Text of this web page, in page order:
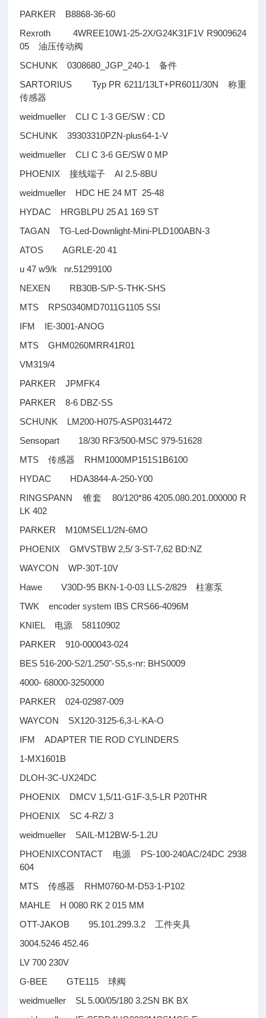
PARKER B8868-36-60
Rexroth 4WREE10W1-25-2X/G24K31F1V R9009624
05油压传动阀
SCHUNK 0308680_JGP_240-1备件
SARTORIUS Typ PR 6211/13LT+PR6011/30N称重
传感器
weidmueller CLI C 1-3 GE/SW : CD
SCHUNK 39303310PZN-plus64-1-V
weidmueller CLI C 3-6 GE/SW 0 MP
PHOENIX接线端子 AI 2.5-8BU
weidmueller HDC HE 24 MT 25-48
HYDAC HRGBLPU 25 A1 169 ST
TAGAN TG-Led-Downlight-Mini-PLD100ABN-3
ATOS AGRLE-20 41
u 47 w9/k nr.51299100
NEXEN RB30B-S/P-S-THK-SHS
MTS RPS0340MD7011G1105 SSI
IFM IE-3001-ANOG
MTS GHM0260MRR41R01
VM319/4
PARKER JPMFK4
PARKER 8-6 DBZ-SS
SCHUNK LM200-H075-ASP0314472
Sensopart 18/30 RF3/500-MSC 979-51628
MTS传感器
RHM1000MP151S1B6100
HYDAC HDA3844-A-250-Y00
RINGSPANN锥套 80/120*86 4205.080.201.000000 R
LK 402
PARKER M10MSEL1/2N-6MO
PHOENIX GMVSTBW 2,5/ 3-ST-7,62 BD:NZ
WAYCON WP-30T-10V
Hawe V30D-95 BKN-1-0-03 LLS-2/829柱塞泵
TWK encoder system IBS CRS66-4096M
KNIEL 电源
58110902
PARKER 910-000043-024
BES 516-200-S2/1.250"-S5,s-nr: BHS0009
4000- 68000-3250000
PARKER 024-02987-009
WAYCON SX120-3125-6,3-L-KA-O
IFM ADAPTER TIE ROD CYLINDERS
1-MX1601B
DLOH-3C-UX24DC
PHOENIX DMCV 1,5/11-G1F-3,5-LR P20THR
PHOENIX SC 4-RZ/ 3
weidmueller SAIL-M12BW-5-1.2U
PHOENIXCONTACT 电源
PS-100-240AC/24DC 2938
604
MTS传感器
RHM0760-M-D53-1-P102
MAHLE H 0080 RK 2 015 MM
OTT-JAKOB 95.101.299.3.2 工件夹具
3004.5246 452.46
LV 700 230V
G-BEE GTE115球阀
weidmueller SL 5.00/05/180 3.2SN BK BX